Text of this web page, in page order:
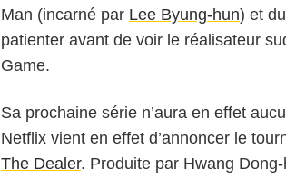
Man (incarné par Lee Byung-hun) et
patienter avant de voir le réalisateur
Game.
Sa prochaine série n’aura en effet
Netflix vient en effet d’annoncer le
The Dealer. Produite par Hwang